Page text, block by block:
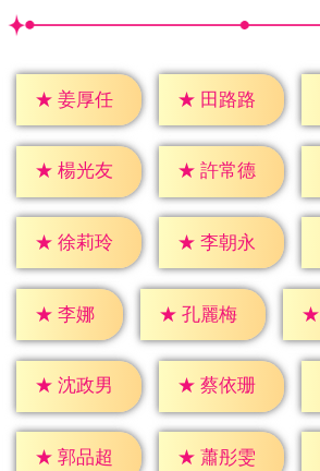
★ 姜厚任 ★ 田路路
★ 楊光友 ★ 許常德
★ 徐莉玲 ★ 李朝永
★ 李娜 ★ 孔麗梅 ★
★ 沈政男 ★ 蔡依珊
★ 郭品超 ★ 蕭彤雯